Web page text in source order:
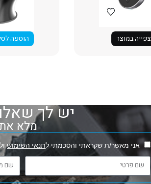
צפייה במוצר הוספה
יש לך
מלא את
אני מאשר/ת שקראתי והסכמתי לתנאי השימושול